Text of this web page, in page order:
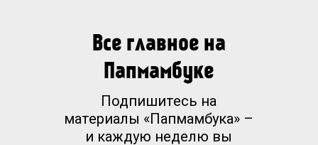
Все главное на
Папмамбуке
Подпишитесь на
материалы «Папмамбука» –
и каждую неделю вы